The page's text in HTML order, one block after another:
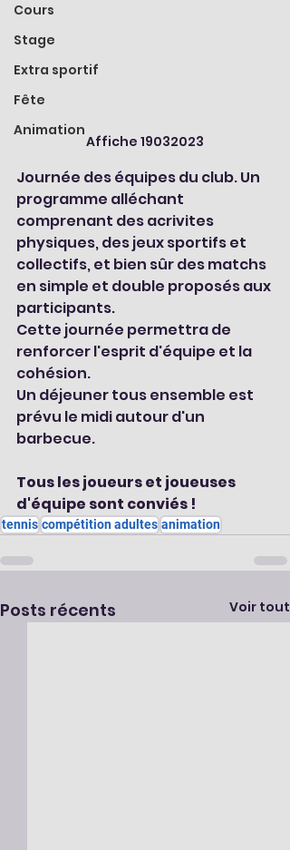
Cours
Stage
Extra sportif
Fête
Animation
Affiche 19032023
Journée des équipes du club. Un
programme alléchant
comprenant des acrivites
physiques, des jeux sportifs et
collectifs, et bien sûr des matchs
en simple et double proposés aux
participants.
Cette journée permettra de
renforcer l'esprit d'équipe et la
cohésion.
Un déjeuner tous ensemble est
prévu le midi autour d'un
barbecue.
Tous les joueurs et joueuses
d'équipe sont conviés !
tennis compétition adultes animation
Posts récents Voir tout